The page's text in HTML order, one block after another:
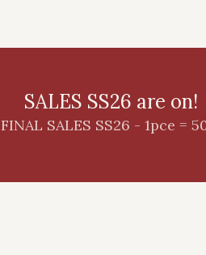
SALES SS26 are on!
FINAL SALES SS26 - 1pce =